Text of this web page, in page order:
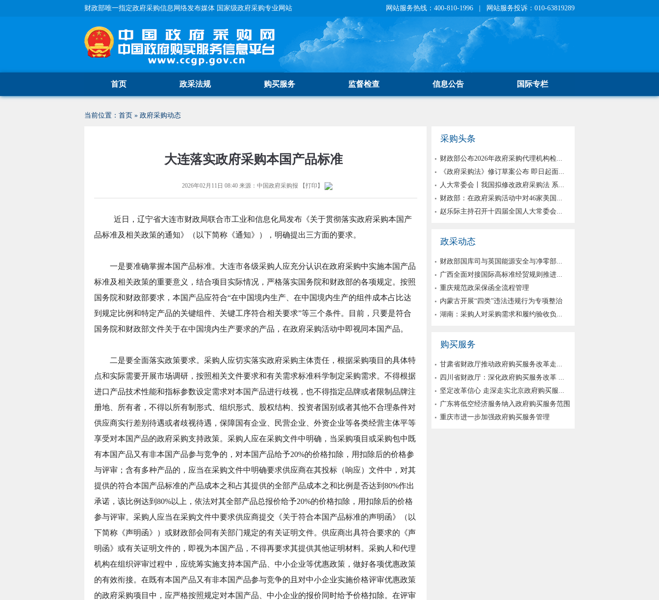
财政部唯一指定政府采购信息网络发布媒体 国家级政府采购专业网站 网站服务热线：400-810-1996 | 网站服务投诉：010-63819289
首页 政采法规 购买服务 监督检查 信息公告 国际专栏
当前位置： 首页 » 政府采购动态
大连落实政府采购本国产品标准
2026年02月11日 08:40来源： 中国政府采购报 【打印 】
近日，辽宁省大连市财政局联合市工业和信息化局发布《关于贯彻落实政府采购本国产
品标准及相关政策的通知》（以下简称《通知》），明确提出三方面的要求。
一是要准确掌握本国产品标准。大连市各级采购人应充分认识在政府采购中实施本国产品
标准及相关政策的重要意义，结合项目实际情况，严格落实国务院和财政部的各项规定。按照
国务院和财政部要求，本国产品应符合“在中国境内生产、在中国境内生产的组件成本占比达
到规定比例和特定产品的关键组件、关键工序符合相关要求”等三个条件。目前，只要是符合
国务院和财政部文件关于在中国境内生产要求的产品，在政府采购活动中即视同本国产品。
二是要全面落实政策要求。采购人应切实落实政府采购主体责任，根据采购项目的具体特
点和实际需要开展市场调研，按照相关文件要求和有关需求标准科学制定采购需求。不得根据
进口产品技术性能和指标参数设定需求对本国产品进行歧视，也不得指定品牌或者限制品牌注
册地、所有者，不得以所有制形式、组织形式、股权结构、投资者国别或者其他不合理条件对
供应商实行差别待遇或者歧视待遇，保障国有企业、民营企业、外资企业等各类经营主体平等
享受对本国产品的政府采购支持政策。采购人应在采购文件中明确，当采购项目或采购包中既
有本国产品又有非本国产品参与竞争的，对本国产品给予20%的价格扣除，用扣除后的价格参
与评审；含有多种产品的，应当在采购文件中明确要求供应商在其投标（响应）文件中，对其
提供的符合本国产品标准的产品成本之和占其提供的全部产品成本之和比例是否达到80%作出
承诺，该比例达到80%以上，依法对其全部产品总报价给予20%的价格扣除，用扣除后的价格
参与评审。采购人应当在采购文件中要求供应商提交《关于符合本国产品标准的声明函》（以
下简称《声明函》）或财政部会同有关部门规定的有关证明文件。供应商出具符合要求的《声
明函》或有关证明文件的，即视为本国产品，不得再要求其提供其他证明材料。采购人和代理
机构在组织评审过程中，应统筹实施支持本国产品、中小企业等优惠政策，做好各项优惠政策
的有效衔接。在既有本国产品又有非本国产品参与竞争的且对中小企业实施价格评审优惠政策
的政府采购项目中，应严格按照规定对本国产品、中小企业的报价同时给予价格扣除。在评审
采购头条
财政部公布2026年政府采购代理机构检...
《政府采购法》修订草案公布 即日起面...
人大常委会丨我国拟修改政府采购法 系...
财政部：在政府采购活动中对46家美国...
赵乐际主持召开十四届全国人大常委会...
政采动态
财政部国库司与英国能源安全与净零部...
广西全面对接国际高标准经贸规则推进...
重庆规范政采保函全流程管理
内蒙古开展“四类”违法违规行为专项整治
湖南：采购人对采购需求和履约验收负...
购买服务
甘肃省财政厅推动政府购买服务改革走...
四川省财政厅：深化政府购买服务改革 ...
坚定改革信心 走深走实北京政府购买服...
广东将低空经济服务纳入政府购买服务范围
重庆市进一步加强政府购买服务管理